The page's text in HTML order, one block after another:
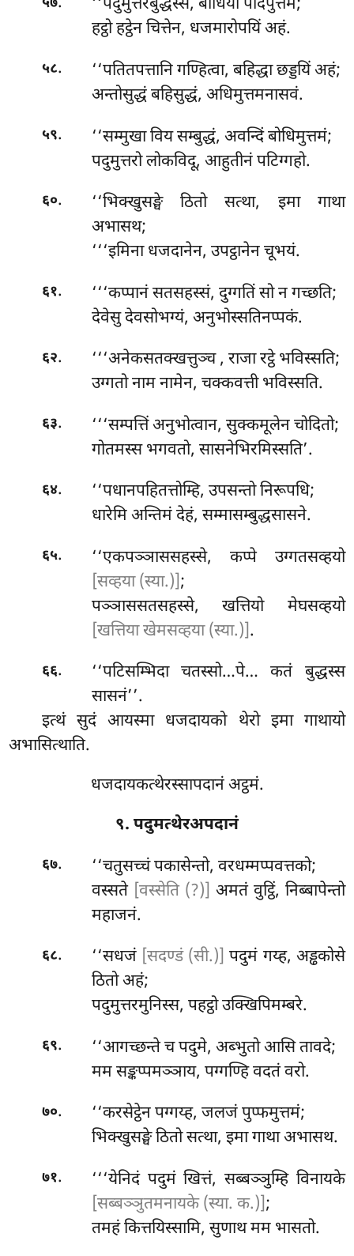
‘‘पदुमुत्तरबुद्धस्स, बोधिया पादपुत्तमे;
हट्ठो हट्ठेन चित्तेन, धजमारोपयिं अहं.
५८.
‘‘पतितपत्तानि गण्हित्वा, बहिद्धा छड्डयिं अहं;
अन्तोसुद्धं बहिसुद्धं, अधिमुत्तमनासवं.
५९.
‘‘सम्मुखा विय सम्बुद्धं, अवन्दिं बोधिमुत्तमं;
पदुमुत्तरोलोकविदू, आहुतीनं पटिग्गहो.
६०.
‘‘भिक्खुसङ्घे ठितो सत्था, इमा गाथा
अभासथ;
‘‘‘इमिना धजदानेन, उपट्ठानेन चूभयं.
६१.
‘‘‘कप्पानं सतसहस्सं, दुग्गतिं सो न गच्छति;
देवेसु देवसोभग्यं, अनुभोस्सतिनप्पकं.
६२. ‘‘‘अनेकसतक्खत्तुञ्च, राजा रट्ठे भविस्सति;
उग्गतो नाम नामेन, चक्कवत्ती भविस्सति.
६३. ‘‘‘सम्पत्तिंअनुभोत्वान, सुक्कमूलेन चोदितो;
गोतमस्स भगवतो, सासनेभिरमिस्सति’.
६४.
‘‘पधानपहितत्तोम्हि, उपसन्तो निरूपधि;
धारेमि अन्तिमं देहं, सम्मासम्बुद्धसासने.
६५.
‘‘एकपञ्ञाससहस्से, कप्पे उग्गतसव्हयो
[सव्हया (स्या.)];
पञ्ञाससतसहस्से, खत्तियो मेघसव्हयो
[खत्तिया खेमसव्हया (स्या.)].
६६.
‘‘पटिसम्भिदा चतस्सो…पे… कतं बुद्धस्स
सासनं’’.
इत्थं सुदं आयस्मा धजदायको थेरो इमा गाथायो
अभासित्थाति.
धजदायकत्थेरस्सापदानं अट्ठमं.
९. पदुमत्थेरअपदानं
६७. ‘‘चतुसच्चंपकासेन्तो, वरधम्मप्पवत्तको;
वस्सते [वस्सेति (?)] अमतं वुट्ठिं, निब्बापेन्तो
महाजनं.
६८. ‘‘सधजं [सदण्डं (सी.)] पदुमं गय्ह, अड्ढकोसे
ठितो अहं;
पदुमुत्तरमुनिस्स, पहट्ठो उक्खिपिमम्बरे.
६९.
‘‘आगच्छन्ते च पदुमे, अब्भुतो आसि तावदे;
मम सङ्कप्पमञ्ञाय, पग्गण्हि वदतं वरो.
७०. ‘‘करसेट्ठेनपग्गय्ह, जलजं पुप्फमुत्तमं;
भिक्खुसङ्घे ठितो सत्था, इमा गाथा अभासथ.
७१.
‘‘‘येनिदं पदुमं खित्तं, सब्बञ्ञुम्हि विनायके
[सब्बञ्ञुतमनायके (स्या. क.)];
तमहं कित्तयिस्सामि, सुणाथ मम भासतो.